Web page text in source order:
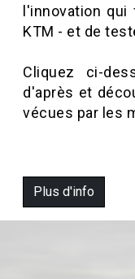
l'innovation
KTM - et de
Cliquez ci-
d'après et
vécues par les
Plus d'info